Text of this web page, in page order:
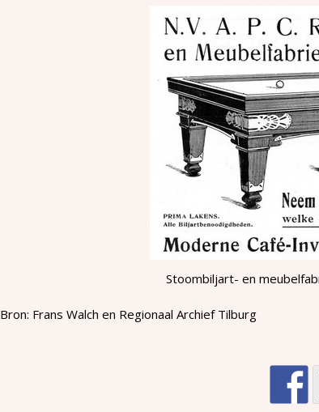
Stoombiljart- en
Bron: Frans Walch en Regionaal Archief Tilburg